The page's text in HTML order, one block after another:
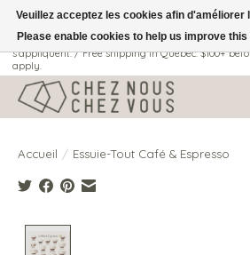
Livraison gratuite au Québec: 100$ + avant taxes.
s'appliquent. / Free shipping in Quebec: $100+
apply.
Accueil / Essuie-Tout Café & Espresso
Veuillez acceptez les cookies afin d'améliorer
Please enable cookies to help us improve this